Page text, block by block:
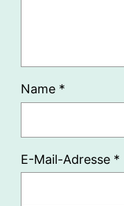
Name *
E-Mail-Adresse *